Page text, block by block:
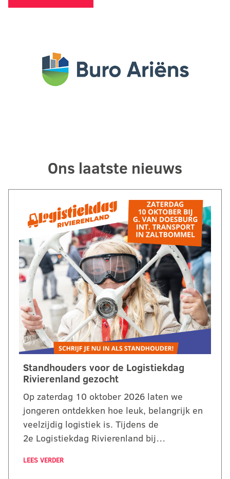
Ons laatste nieuws
Standhouders voor de Logistiekdag
Rivierenland gezocht
Op zaterdag 10 oktober 2026 laten we
jongeren ontdekken hoe leuk, belangrijk en
veelzijdig logistiek is. Tijdens de
2e Logistiekdag Rivierenland bij…
LEES VERDER